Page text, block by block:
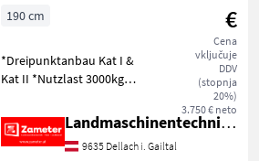
/ Göweil
€
Cena
vključuje
DDV
(stopnja
20%)
3.750 € neto
190 cm
*Dreipunktanbau Kat I &
Kat II *Nutzlast 3000kg
*Schwenkvorrichtung
*Breite Außen 190cm *Tiefe
115cm *Höhe 45cm
Landmaschinentechnik Zameter Petra
9635 Dellach i. Gailtal